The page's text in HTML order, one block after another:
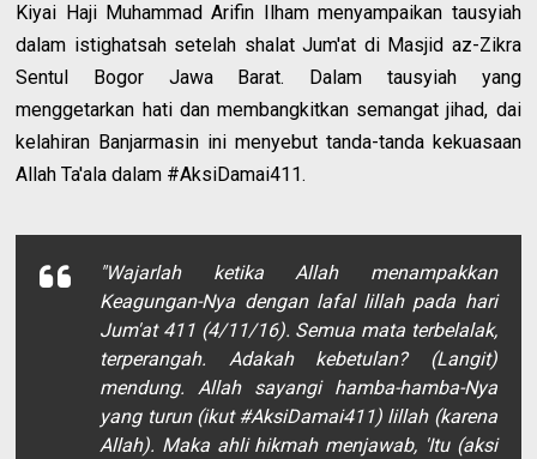
Kiyai Haji Muhammad Arifin Ilham menyampaikan tausyiah
dalam istighatsah setelah shalat Jum'at di Masjid az-Zikra
Sentul Bogor Jawa Barat. Dalam tausyiah yang
menggetarkan hati dan membangkitkan semangat jihad, dai
kelahiran Banjarmasin ini menyebut tanda-tanda kekuasaan
Allah Ta'ala dalam #AksiDamai411.
"Wajarlah ketika Allah menampakkan
Keagungan-Nya dengan lafal lillahpada hari
Jum'at 411 (4/11/16). Semua mata terbelalak,
terperangah. Adakah kebetulan? (Langit)
mendung. Allah sayangi hamba-hamba-Nya
yang turun (ikut #AksiDamai411) lillah(karena
Allah). Maka ahli hikmah menjawab, 'Itu (aksi